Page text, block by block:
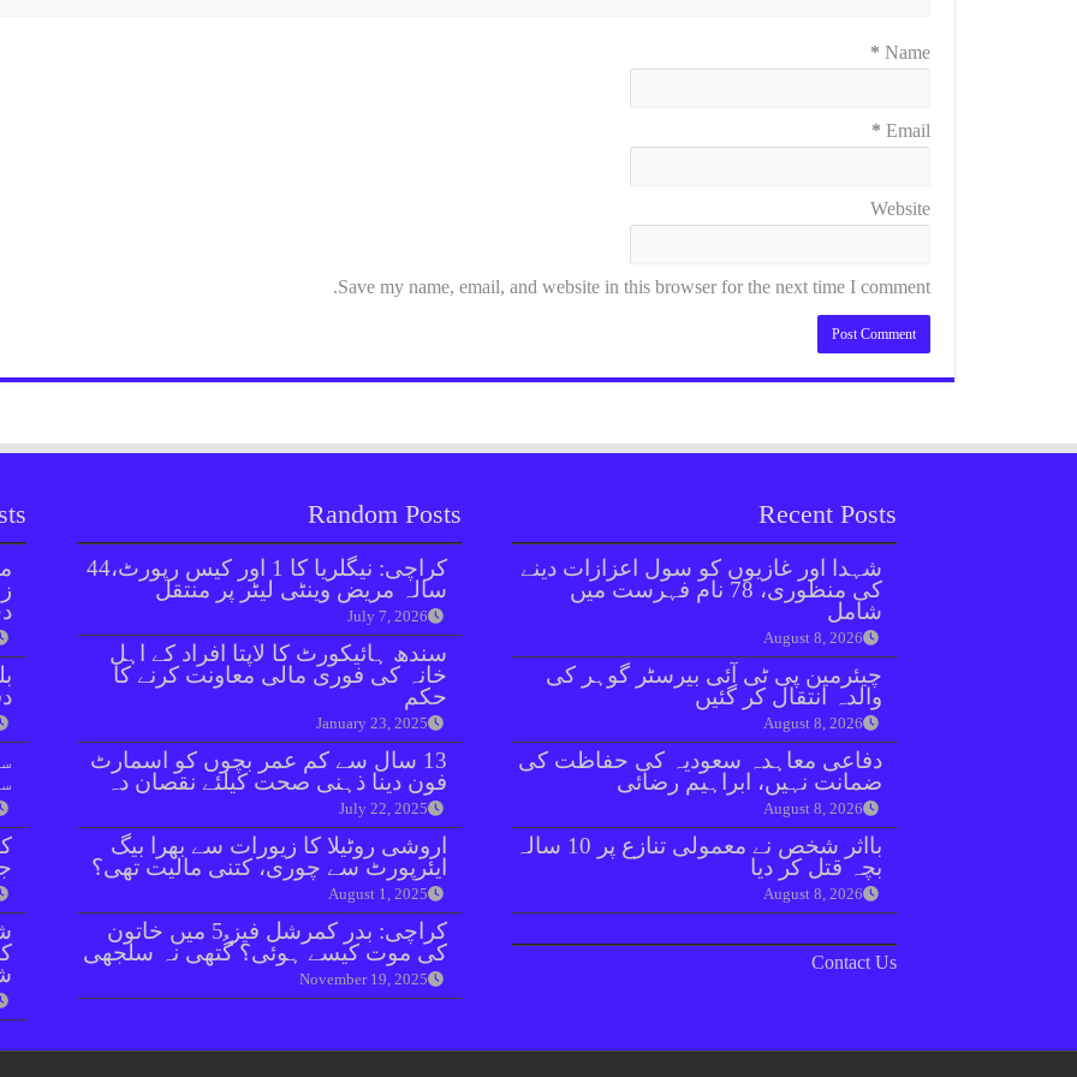
Name
*
Email
*
Website
Save my name, email, and website in this browser for the next time I comment.
Random Posts
کراچی: نیگلریا کا 1 اور کیس رپورٹ،44
سالہ مریض وینٹی لیٹر پر منتقل
July 7, 2026
سندھ ہائیکورٹ کا لاپتا افراد کے اہل
خانہ کی فوری مالی معاونت کرنے کا
حکم
January 23, 2025
13 سال سے کم عمر بچوں کو اسمارٹ
فون دینا ذہنی صحت کیلئے نقصان دہ
July 22, 2025
اروشی روٹیلا کا زیورات سے بھرا بیگ
ایئرپورٹ سے چوری، کتنی مالیت تھی؟
August 1, 2025
کراچی: بدر کمرشل فیز 5 میں خاتون
کی موت کیسے ہوئی؟ گُتھی نہ سلجھی
November 19, 2025
Recent Posts
شہدا اور غازیوں کو سول اعزازات دینے
کی منظوری، 78 نام فہرست میں
شامل
August 8, 2026
چیئرمین پی ٹی آئی بیرسٹر گوہر کی
والدہ انتقال کر گئیں
August 8, 2026
دفاعی معاہدہ سعودیہ کی حفاظت کی
ضمانت نہیں، ابراہیم رضائی
August 8, 2026
بااثر شخص نے معمولی تنازع پر 10 سالہ
بچہ قتل کر دیا
August 8, 2026
Contact Us